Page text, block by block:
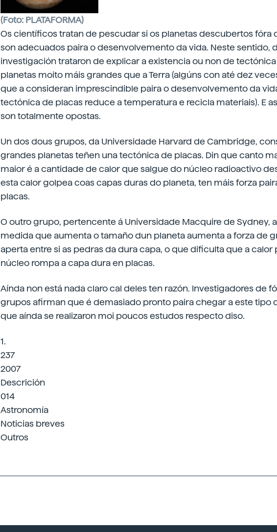
(Foto: PLATAFORMA)
Os científicos tratan de pescudar si os planetas descubertos fóra
son adecuados paira o desenvolvemento da vida. Neste sentido,
investigación trataron de explicar a existencia ou non de
planetas moito máis grandes que a Terra (algúns con até dez
que a consideran imprescindible paira o desenvolvemento da
tectónica de placas reduce a temperatura e recicla materiais). E
son totalmente opostas.
Un dos dous grupos, da Universidade Harvard de Cambridge,
grandes planetas teñen una tectónica de placas. Din que canto
maior é a cantidade de calor que salgue do núcleo radioactivo
esta calor golpea coas capas duras do planeta, ten máis forza
placas.
O outro grupo, pertencente á Universidade Macquire de Sydney,
medida que aumenta o tamaño dun planeta aumenta a forza de
aperta entre si as pedras da dura capa, o que dificulta que a
núcleo rompa a capa dura en placas.
Aínda non está nada claro cal deles ten razón. Investigadores de
grupos afirman que é demasiado pronto paira chegar a este tipo
que aínda se realizaron moi poucos estudos respecto diso.
1.
237
2007
Descrición
014
Astronomía
Noticias breves
Outros